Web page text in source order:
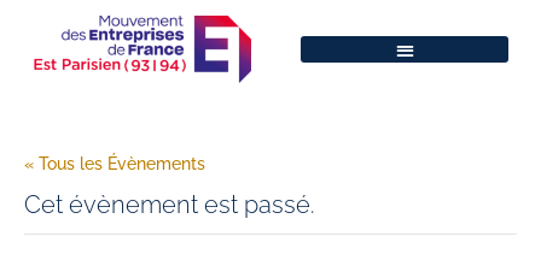
« Tous les Évènements
Cet évènement est passé.